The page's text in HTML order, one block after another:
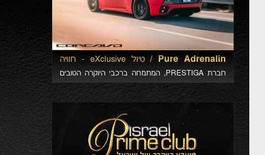
Pure Adrenalin /
טיול eXclusive - חוויה
עולמית!
חברת PRESTIGA, המתמחה ברכבי היוקרה הטובים
בעולם, מחדשת את סדרת Pure Adrenalin – טיולי
הנהיגה היוקרתיים.